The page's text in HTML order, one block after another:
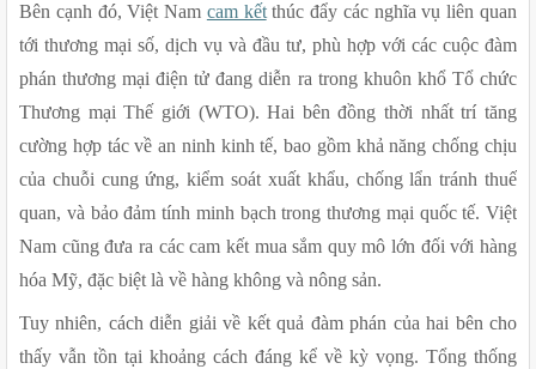
Bên cạnh đó, Việt Nam cam kết thúc đẩy các nghĩa vụ liên quan
tới thương mại số, dịch vụ và đầu tư, phù hợp với các cuộc đàm
phán thương mại điện tử đang diễn ra trong khuôn khổ Tổ chức
Thương mại Thế giới (WTO). Hai bên đồng thời nhất trí tăng
cường hợp tác về an ninh kinh tế, bao gồm khả năng chống chịu
của chuỗi cung ứng, kiểm soát xuất khẩu, chống lẩn tránh thuế
quan, và bảo đảm tính minh bạch trong thương mại quốc tế. Việt
Nam cũng đưa ra các cam kết mua sắm quy mô lớn đối với hàng
hóa Mỹ, đặc biệt là về hàng không và nông sản.
Tuy nhiên, cách diễn giải về kết quả đàm phán của hai bên cho
thấy vẫn tồn tại khoảng cách đáng kể về kỳ vọng. Tổng thống